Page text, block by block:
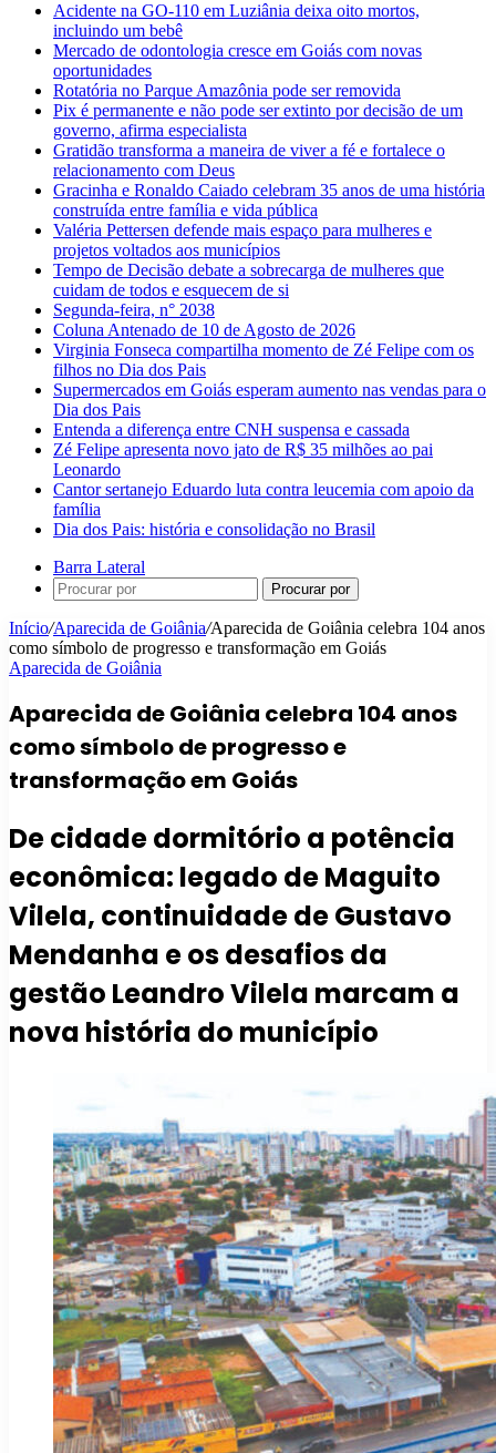
Acidente na GO-110 em Luziânia deixa oito mortos,
incluindo um bebê
Mercado de odontologia cresce em Goiás com novas
oportunidades
Rotatória no Parque Amazônia pode ser removida
Pix é permanente e não pode ser extinto por decisão de um
governo, afirma especialista
Gratidão transforma a maneira de viver a fé e fortalece o
relacionamento com Deus
Gracinha e Ronaldo Caiado celebram 35 anos de uma história
construída entre família e vida pública
Valéria Pettersen defende mais espaço para mulheres e
projetos voltados aos municípios
Tempo de Decisão debate a sobrecarga de mulheres que
cuidam de todos e esquecem de si
Segunda-feira, n° 2038
Coluna Antenado de 10 de Agosto de 2026
Virginia Fonseca compartilha momento de Zé Felipe com os
filhos no Dia dos Pais
Supermercados em Goiás esperam aumento nas vendas para o
Dia dos Pais
Entenda a diferença entre CNH suspensa e cassada
Zé Felipe apresenta novo jato de R$ 35 milhões ao pai
Leonardo
Cantor sertanejo Eduardo luta contra leucemia com apoio da
família
Dia dos Pais: história e consolidação no Brasil
Barra Lateral
Procurar por
Início/Aparecida de Goiânia/Aparecida de Goiânia celebra 104 anos
como símbolo de progresso e transformação em Goiás
Aparecida de Goiânia
Aparecida de Goiânia celebra 104 anos
como símbolo de progresso e
transformação em Goiás
De cidade dormitório a potência
econômica: legado de Maguito
Vilela, continuidade de Gustavo
Mendanha e os desafios da
gestão Leandro Vilela marcam a
nova história do município